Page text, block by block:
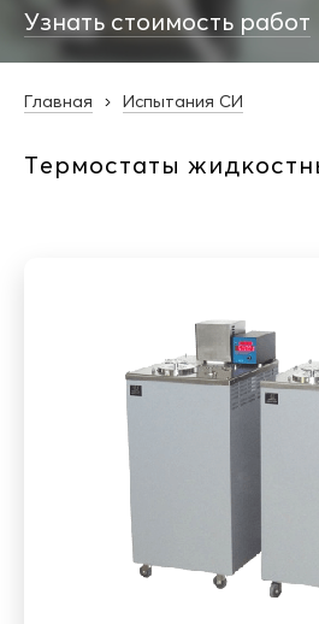
Узнать стоимость работ
Главная Испытания СИ
Термостаты